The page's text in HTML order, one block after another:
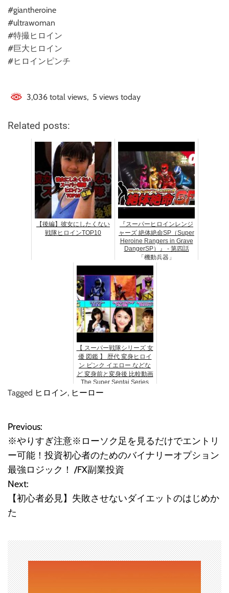
#giantheroine
#ultrawoman
#特撮ヒロイン
#巨大ヒロイン
#ヒロインピンチ
3,036 total views, 5 views today
Related posts:
【後編】彼女にしたくない
戦隊ヒロインTOP10
『スーパーヒロインレンジ
ャーズ 絶体絶命SP（Super
Heroine Rangers in Grave
DangerSP）』 - 第四話
「機動兵器」
【 スーパー戦隊シリーズ 女
優 図鑑 】 歴代 変身ヒロイ
ン ピンク イエロー などな
ど 変身前と変身後 比較動画
The Super Sentai Series
Tagged ヒロイン, ヒーロー
投
稿
ナ
ビ
ゲ
ー
シ
ョ
Previous:
※やりすぎ注意※ローソク足を見るだけでエントリ
ー可能！投資初心者のためのバイナリーオプション
最強ロジック！ /FX副業投資
Next:
【初心者必見】失敗させないダイエットのはじめか
た